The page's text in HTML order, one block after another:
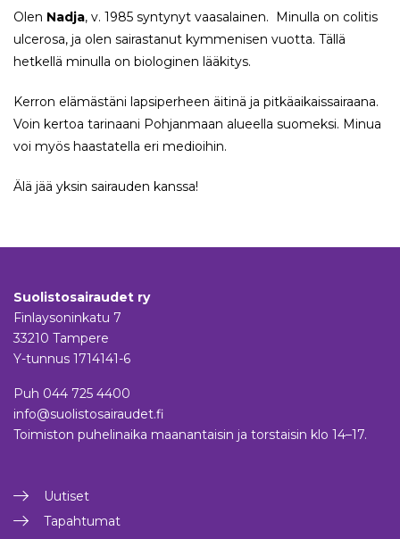
Olen Nadja, v. 1985 syntynyt vaasalainen. Minulla on colitis
ulcerosa, ja olen sairastanut kymmenisen vuotta. Tällä
hetkellä minulla on biologinen lääkitys.
Kerron elämästäni lapsiperheen äitinä ja pitkäaikaissairaana.
Voin kertoa tarinaani Pohjanmaan alueella suomeksi. Minua
voi myös haastatella eri medioihin.
Älä jää yksin sairauden kanssa!
Suolistosairaudet ry
Finlaysoninkatu 7
33210 Tampere
Y-tunnus 1714141-6
Puh 044 725 4400
info@suolistosairaudet.fi
Toimiston puhelinaika maanantaisin ja torstaisin klo 14–17.
Uutiset
Tapahtumat